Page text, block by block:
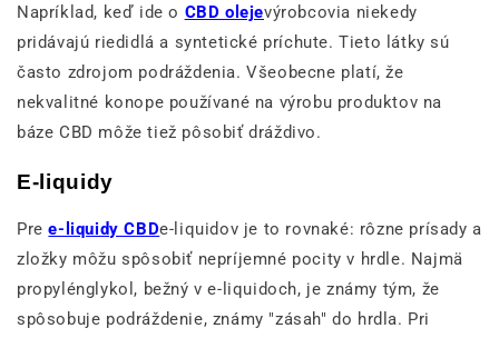
Napríklad, keď ide o CBD olejevýrobcovia niekedy
pridávajú riedidlá a syntetické príchute. Tieto látky sú
často zdrojom podráždenia. Všeobecne platí, že
nekvalitné konope používané na výrobu produktov na
báze CBD môže tiež pôsobiť dráždivo.
E-liquidy
Pree-liquidy CBDe-liquidov je to rovnaké: rôzne prísady a
zložky môžu spôsobiť nepríjemné pocity v hrdle. Najmä
propylénglykol, bežný v e-liquidoch, je známy tým, že
spôsobuje podráždenie, známy "zásah" do hrdla. Pri